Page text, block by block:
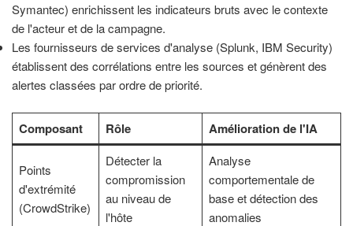
Symantec) enrichissent les indicateurs bruts avec le contexte
de l'acteur et de la campagne.
Les fournisseurs de services d'analyse (Splunk, IBM Security)
établissent des corrélations entre les sources et génèrent des
alertes classées par ordre de priorité.
Composant Rôle Amélioration de l'IA
Points
d'extrémité
(CrowdStrike)
Détecter la
compromission
au niveau de
l'hôte
Analyse
comportementale de
base et détection des
anomalies